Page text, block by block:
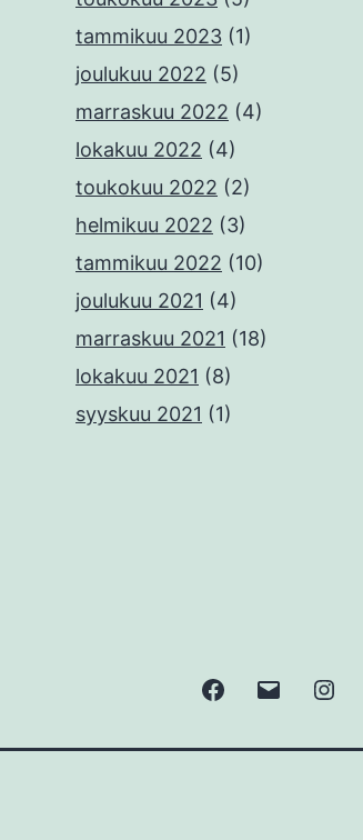
tammikuu 2023 (1)
joulukuu 2022 (5)
marraskuu 2022 (4)
lokakuu 2022 (4)
toukokuu 2022 (2)
helmikuu 2022 (3)
tammikuu 2022 (10)
joulukuu 2021 (4)
marraskuu 2021 (18)
lokakuu 2021 (8)
syyskuu 2021 (1)
FacebookSähköposti